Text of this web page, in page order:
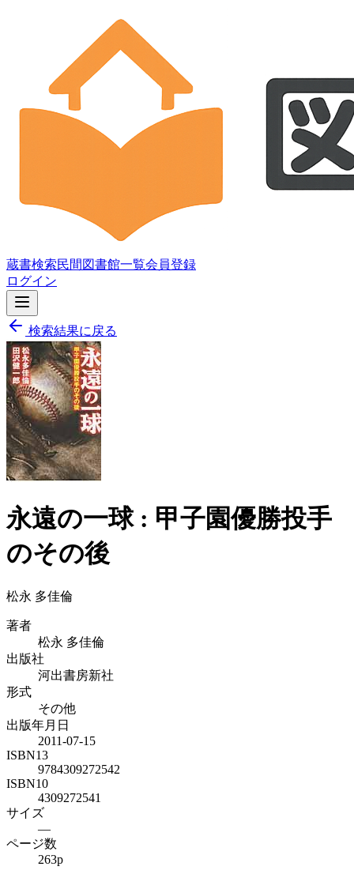
蔵書検索民間図書館一覧会員登録
ログイン
検索結果に戻る
永遠の一球 : 甲子園優勝投手
のその後
松永 多佳倫
著者
松永 多佳倫
出版社
河出書房新社
形式
その他
出版年月日
2011-07-15
ISBN13
9784309272542
ISBN10
4309272541
サイズ
—
ページ数
263p